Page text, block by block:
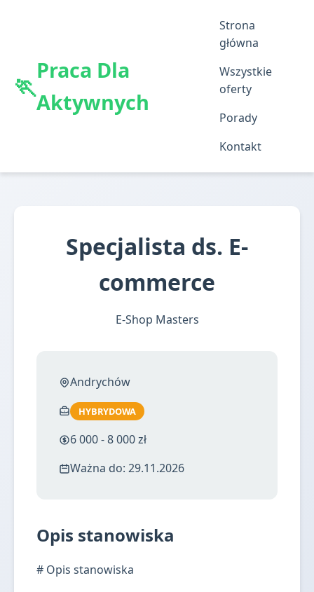
Praca Dla
Aktywnych
Strona
główna
Wszystkie
oferty
Porady
Kontakt
Specjalista ds. E-
commerce
E-Shop Masters
Andrychów
HYBRYDOWA
6 000 - 8 000 zł
Ważna do: 29.11.2026
Opis stanowiska
# Opis stanowiska